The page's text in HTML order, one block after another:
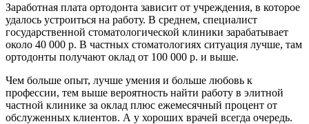
Заработная плата ортодонта зависит от учреждения, в которое
удалось устроиться на работу. В среднем, специалист
государственной стоматологической клиники зарабатывает
около 40 000 р. В частных стоматологиях ситуация лучше, там
ортодонты получают оклад от 100 000 р. и выше.
Чем больше опыт, лучше умения и больше любовь к
профессии, тем выше вероятность найти работу в элитной
частной клинике за оклад плюс ежемесячный процент от
обслуженных клиентов. А у хороших врачей всегда очередь.